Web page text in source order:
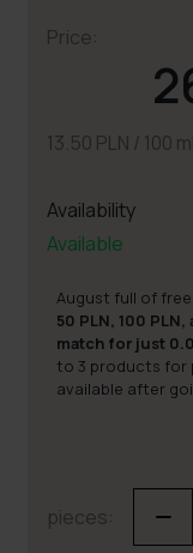
Price:
13.50 PLN / 100 ml
Availability
Available
August full of
50 PLN, 100
match for just
to 3 products for
available after
pieces: